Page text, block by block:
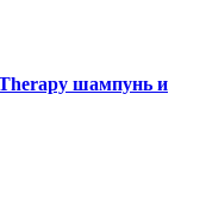
шампунь и